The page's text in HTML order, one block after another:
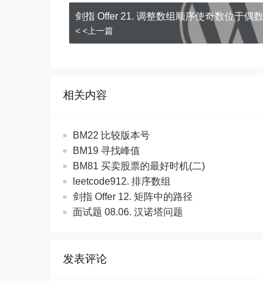
剑指 Offer 21. 调整数组顺序使奇数位于偶
< <上一篇
相关内容
BM22 比较版本号
BM19 寻找峰值
BM81 买卖股票的最好时机(二)
leetcode912. 排序数组
剑指 Offer 12. 矩阵中的路径
面试题 08.06. 汉诺塔问题
发表评论